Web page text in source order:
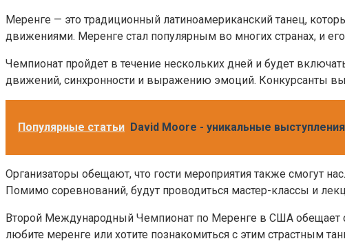
Меренге — это традиционный латиноамериканский танец,
движениями. Меренге стал популярным во многих странах, и
Чемпионат пройдет в течение нескольких дней и будет
движений, синхронности и выражению эмоций. Конкурсанты
Популярные статьи David Moore - уникальные
Организаторы обещают, что гости мероприятия также смогут
Помимо соревнований, будут проводиться мастер-классы и
Второй Международный Чемпионат по Меренге в США обещает
любите меренге или хотите познакомиться с этим страстным